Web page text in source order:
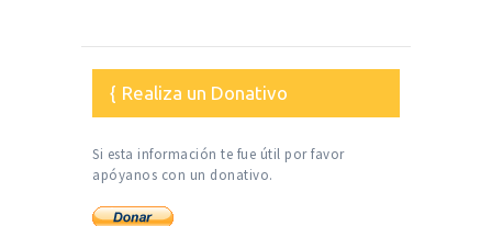
Realiza un Donativo
Si esta información te fue útil por favor
apóyanos con un donativo.